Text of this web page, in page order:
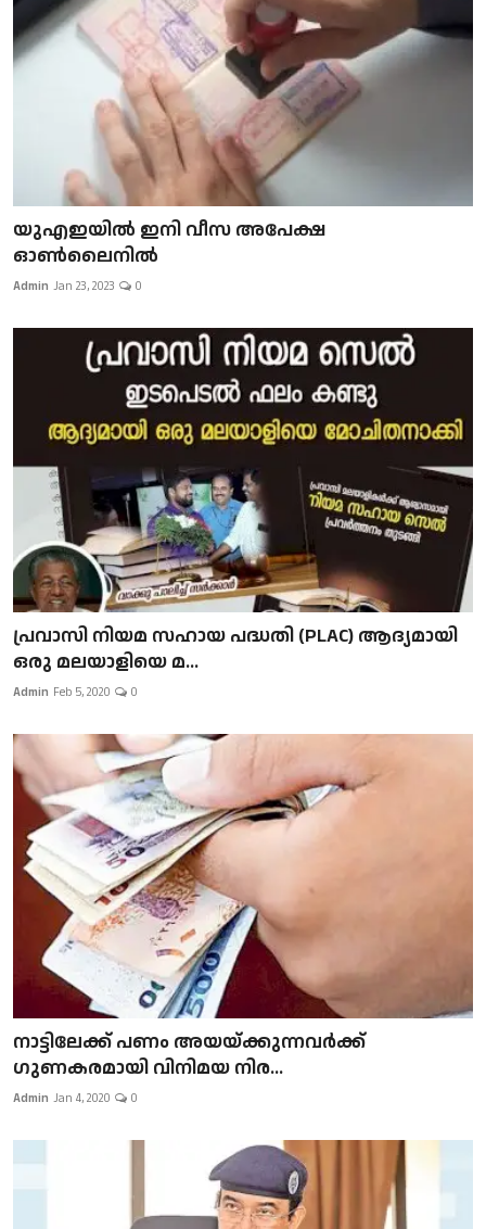
യുഎഇയിൽ ഇനി വീസ അപേക്ഷ
ഓൺലൈനിൽ
Admin Jan 23, 2023 0
പ്രവാസി നിയമ സഹായ പദ്ധതി (PLAC) ആദ്യമായി
ഒരു മലയാളിയെ മ...
Admin Feb 5, 2020 0
നാട്ടിലേക്ക് പണം അയയ്ക്കുന്നവർക്ക്
ഗുണകരമായി വിനിമയ നിര...
Admin Jan 4, 2020 0